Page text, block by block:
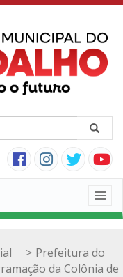
> Prefeitura do
da Colônia de